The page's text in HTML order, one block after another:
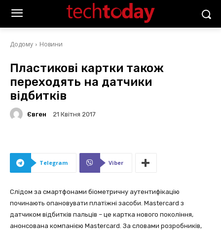
Додому Новини
Пластикові картки також
переходять на датчики
відбитків
Євген 21 Квітня 2017
Telegram Viber
Слідом за смартфонами біометричну аутентифікацію
починають опановувати платіжні засоби. Mastercard з
датчиком відбитків пальців – це картка нового покоління,
анонсована компанією Mastercard. За словами розробників,